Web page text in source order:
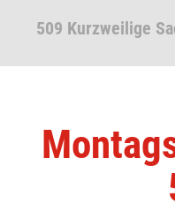
509 Kurzweilige